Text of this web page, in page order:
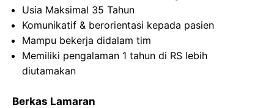
Usia Maksimal 35 Tahun
Komunikatif & berorientasi kepada pasien
Mampu bekerja didalam tim
Memiliki pengalaman 1 tahun di RS lebih
diutamakan
Berkas Lamaran